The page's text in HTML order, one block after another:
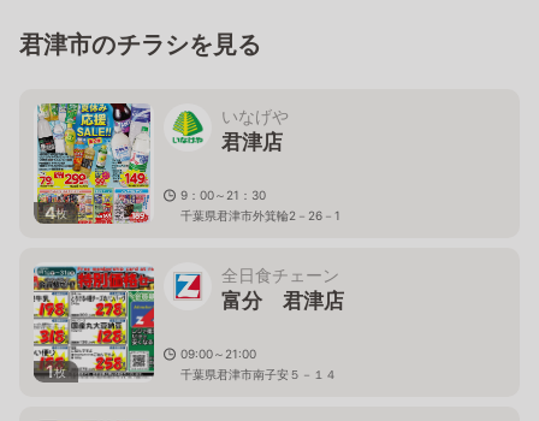
君津市のチラシを見る
4枚
いなげや
君津店
9：00～21：30
千葉県君津市外箕輪2－26－1
1枚
全日食チェーン
富分 君津店
09:00～21:00
千葉県君津市南子安５－１４